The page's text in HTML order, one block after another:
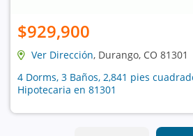
$929,900
Ver Dirección, Durango, CO 81301
4 Dorms, 3 Baños, 2,841 pies
Hipotecaria en 81301